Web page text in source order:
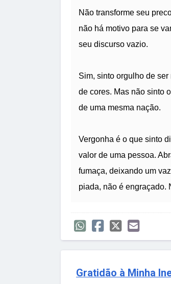
Não transforme seu
não há motivo para se
seu discurso vazio.
Sim, sinto orgulho de
de cores. Mas não sinto
de uma mesma nação.
Vergonha é o que sinto
valor de uma pessoa.
fumaça, deixando um
piada, não é engraçado.
Gratidão à Minha